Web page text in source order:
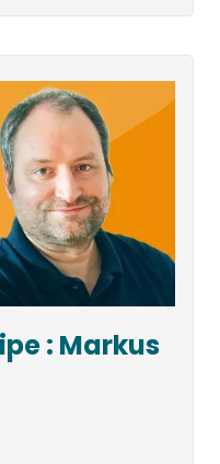
: Markus